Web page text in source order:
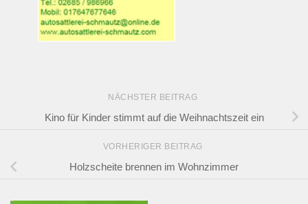
NÄCHSTER BEITRAG
Kino für Kinder stimmt auf die Weihnachtszeit ein
VORHERIGER BEITRAG
Holzscheite brennen im Wohnzimmer